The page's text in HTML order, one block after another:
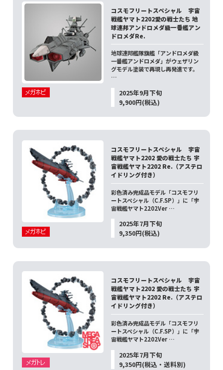
コスモフリートスペシャル 宇宙
戦艦ヤマト2202愛の戦士たち 地
球連邦アンドロメダ級一番艦アン
ドロメダRe.
地球連邦艦隊旗艦「アンドロメダ級
一番艦アンドロメダ」がウェザリン
グモデル塗装で再現し再発進です。
…
2025年9月下旬
9,900円(税込)
コスモフリートスペシャル 宇宙
戦艦ヤマト2202 愛の戦士たち 宇
宙戦艦ヤマト2202 Re.（アステロ
イドリング付き）
彩色済み完成品モデル「コスモフリ
ートスペシャル（C.F.SP）」に「宇
宙戦艦ヤマト2202Ver …
2025年7月下旬
9,350円(税込)
コスモフリートスペシャル 宇宙
戦艦ヤマト2202 愛の戦士たち 宇
宙戦艦ヤマト2202 Re.（アステロ
イドリング付き）
彩色済み完成品モデル「コスモフリ
ートスペシャル（C.F.SP）」に「宇
宙戦艦ヤマト2202Ver …
2025年7月下旬
9,350円(税込・送料別)